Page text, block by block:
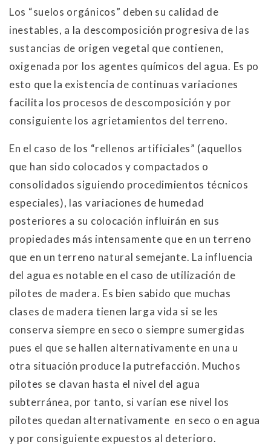
Los “suelos orgánicos” deben su calidad de
inestables, a la descomposición progresiva de las
sustancias de origen vegetal que contienen,
oxigenada por los agentes químicos del agua. Es po
esto que la existencia de continuas variaciones
facilita los procesos de descomposición y por
consiguiente los agrietamientos del terreno.
En el caso de los “rellenos artificiales” (aquellos
que han sido colocados y compactados o
consolidados siguiendo procedimientos técnicos
especiales), las variaciones de humedad
posteriores a su colocación influirán en sus
propiedades más intensamente que en un terreno
que en un terreno natural semejante. La influencia
del agua es notable en el caso de utilización de
pilotes de madera. Es bien sabido que muchas
clases de madera tienen larga vida si se les
conserva siempre en seco o siempre sumergidas
pues el que se hallen alternativamente en una u
otra situación produce la putrefacción. Muchos
pilotes se clavan hasta el nivel del agua
subterránea, por tanto, si varían ese nivel los
pilotes quedan alternativamente en seco o en agua
y por consiguiente expuestos al deterioro.